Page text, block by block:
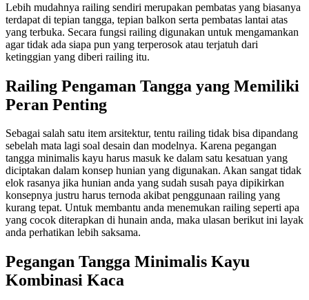
Lebih mudahnya railing sendiri merupakan pembatas yang biasanya
terdapat di tepian tangga, tepian balkon serta pembatas lantai atas
yang terbuka. Secara fungsi railing digunakan untuk mengamankan
agar tidak ada siapa pun yang terperosok atau terjatuh dari
ketinggian yang diberi railing itu.
Railing Pengaman Tangga yang Memiliki
Peran Penting
Sebagai salah satu item arsitektur, tentu railing tidak bisa dipandang
sebelah mata lagi soal desain dan modelnya. Karena pegangan
tangga minimalis kayu harus masuk ke dalam satu kesatuan yang
diciptakan dalam konsep hunian yang digunakan. Akan sangat tidak
elok rasanya jika hunian anda yang sudah susah paya dipikirkan
konsepnya justru harus ternoda akibat penggunaan railing yang
kurang tepat. Untuk membantu anda menemukan railing seperti apa
yang cocok diterapkan di hunain anda, maka ulasan berikut ini layak
anda perhatikan lebih saksama.
Pegangan Tangga Minimalis Kayu
Kombinasi Kaca